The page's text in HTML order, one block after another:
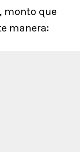
, monto que
manera: